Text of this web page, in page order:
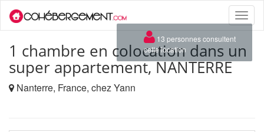
Toggle
1 chambre en colocation dans un
super appartement, NANTERRE
Nanterre, France, chez Yann
×
13 personnes consultent
cette location